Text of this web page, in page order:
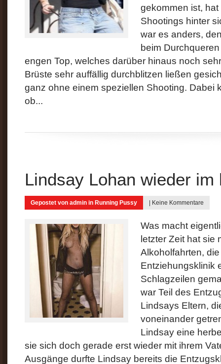
gekommen ist,
Shootings hinter
war es anders,
beim
engen Top, welches darüber hinaus noch
Brüste sehr auffällig durchblitzen ließen
ganz ohne einem speziellen Shooting. Dabei
ob...
Lindsay Lohan wieder im
Gepostet von admin in Running Pussy Keine Kommentare
Was macht
letzter Zeit hat sie
Alkoholfahrten,
Entziehungsklinik
Schlagzeilen
war Teil des
Lindsays Eltern,
voneinander
Lindsay eine
sie sich doch gerade erst wieder mit ihrem
Ausgänge durfte Lindsay bereits die